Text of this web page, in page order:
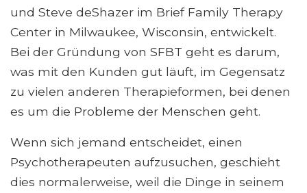
und Steve deShazer im Brief Family Therapy
Center in Milwaukee, Wisconsin, entwickelt.
Bei der Gründung von SFBT geht es darum,
was mit den Kunden gut läuft, im Gegensatz
zu vielen anderen Therapieformen, bei denen
es um die Probleme der Menschen geht.
Wenn sich jemand entscheidet, einen
Psychotherapeuten aufzusuchen, geschieht
dies normalerweise, weil die Dinge in seinem